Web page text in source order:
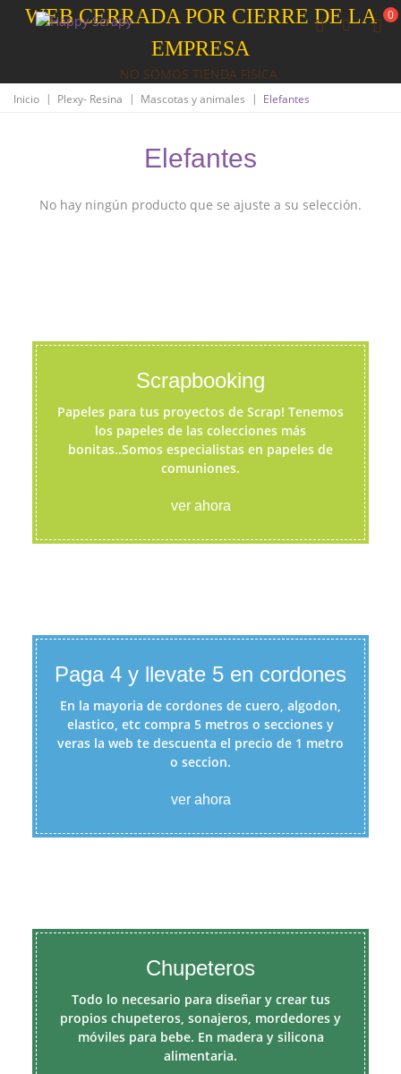
WEB CERRADA POR CIERRE DE LA
EMPRESA
NO SOMOS TIENDA FISICA
0
Inicio | Plexy- Resina | Mascotas y animales | Elefantes
Elefantes
No hay ningún producto que se ajuste a su selección.
Scrapbooking
Papeles para tus proyectos de Scrap! Tenemos
los papeles de las colecciones más
bonitas..Somos especialistas en papeles de
comuniones.
ver ahora
Paga 4 y llevate 5 en cordones
En la mayoria de cordones de cuero, algodon,
elastico, etc compra 5 metros o secciones y
veras la web te descuenta el precio de 1 metro
o seccion.
ver ahora
Chupeteros
Todo lo necesario para diseñar y crear tus
propios chupeteros, sonajeros, mordedores y
móviles para bebe. En madera y silicona
alimentaria.